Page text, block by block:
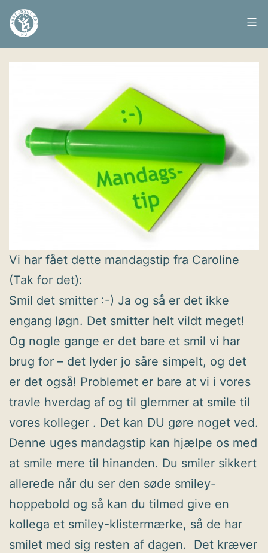
Fortsæt
Arbejdsglæde
Udgivet
Vi har fået dette mandagstip fra Caroline
(Tak for det):
Smil det smitter :-) Ja og så er det ikke
engang løgn. Det smitter helt vildt meget!
Og nogle gange er det bare et smil vi har
brug for – det lyder jo såre simpelt, og det
er det også! Problemet er bare at vi i vores
travle hverdag af og til glemmer at smile til
vores kolleger . Det kan DU gøre noget ved.
Denne uges mandagstip kan hjælpe os med
at smile mere til hinanden. Du smiler sikkert
allerede når du ser den søde smiley-
hoppebold og så kan du tilmed give en
kollega et smiley-klistermærke, så de har
smilet med sig resten af dagen. Det kræver